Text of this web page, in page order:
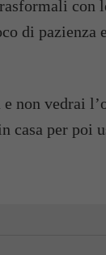
con
di pazienza
non vedrai
casa per poi